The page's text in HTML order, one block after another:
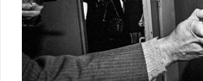
MUÑIZ. PORQUE LA
PENSAR UNA SEÑAL | Se echan
sustentibilidad. | 6 DE AGOSTO:
ECONOMICA Y